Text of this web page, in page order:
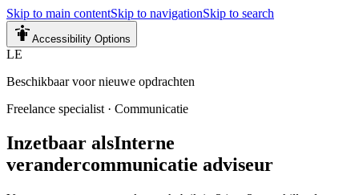
Skip to main contentSkip to navigationSkip to search
Accessibility Options
LE
Beschikbaar voor nieuwe opdrachten
Freelance specialist · Communicatie
Inzetbaar alsInterne
verandercommunicatie adviseur